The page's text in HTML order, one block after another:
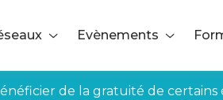
Evènements
de la gratuité de certains